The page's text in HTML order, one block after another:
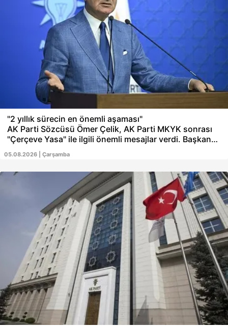
"2 yıllık sürecin en önemli aşaması"
AK Parti Sözcüsü Ömer Çelik, AK Parti MKYK sonrası
"Çerçeve Yasa" ile ilgili önemli mesajlar verdi. Başkan
Erdoğan'ın sürecin başarıya ulaşması için AK kadrolara
talimat verdiğini belirten Çelik, "2 yıllık sürecin en
önemli aşamasındayız." dedi. Kanun teklifi için
"Güvence veriyor" değerlendirmesi yapan AK Partili
Çelik, "Süreç Türkiye'nin geleceğine atılan bir imza"
şeklinde konuştu.
05.08.2026 | Çarşamba